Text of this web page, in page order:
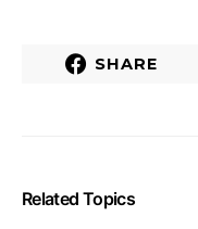
SHARE
Related Topics